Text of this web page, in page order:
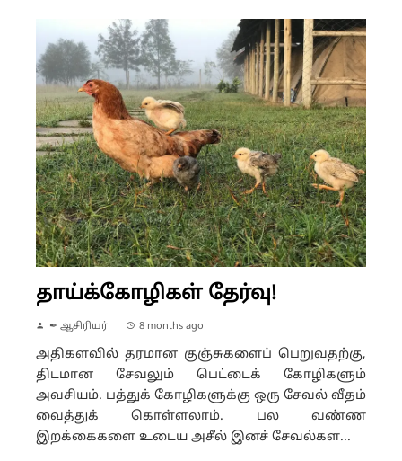
தாய்க்கோழிகள் தேர்வு!
✒ ஆசிரியர் 8 months ago
அதிகளவில் தரமான குஞ்சுகளைப் பெறுவதற்கு,
திடமான சேவலும் பெட்டைக் கோழிகளும்
அவசியம். பத்துக் கோழிகளுக்கு ஒரு சேவல் வீதம்
வைத்துக் கொள்ளலாம். பல வண்ண
இறக்கைகளை உடைய அசீல் இனச் சேவல்கள...